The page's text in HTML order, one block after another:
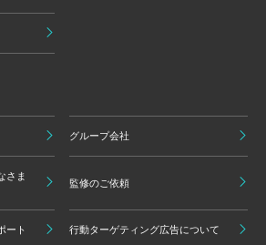
グループ会社
さま
監修のご依頼
ート 行動ターゲティング広告について